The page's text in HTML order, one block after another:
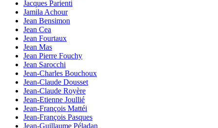
Jacques Parienti
Jamila Achour
Jean Bensimon
Jean Cea
Jean Fourtaux
Jean Mas
Jean Pierre Fouchy
Jean Sarocchi
Jean-Charles Bouchoux
Jean-Claude Dousset
Jean-Claude Royère
Jean-Etienne Joullié
Jean-François Mattéi
Jean-François Pasques
Jean-Guillaume Péladan